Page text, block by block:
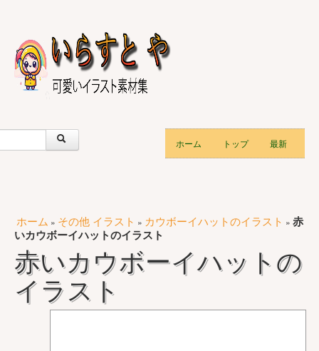
ホーム トップ 最新
ホーム » その他 イラスト » カウボーイハットのイラスト » 赤
いカウボーイハットのイラスト
赤いカウボーイハットの
イラスト